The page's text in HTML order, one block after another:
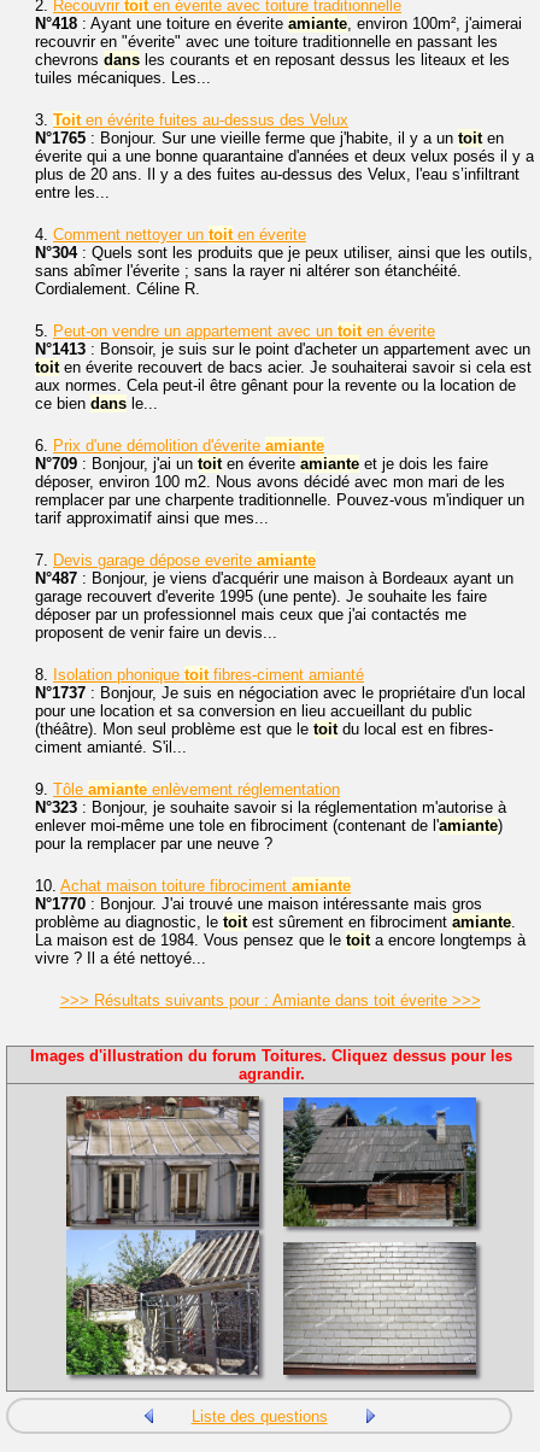
2. Recouvrir toiten éverite avec toiture traditionnelle
N°418 : Ayant une toiture en éverite amiante, environ 100m², j'aimerai
recouvrir en "éverite" avec une toiture traditionnelle en passant les
chevrons dans les courants et en reposant dessus les liteaux et les
tuiles mécaniques. Les...
3. Toiten évérite fuites au-dessus des Velux
N°1765 : Bonjour. Sur une vieille ferme que j'habite, il y a un toiten
éverite qui a une bonne quarantaine d'années et deux velux posés il y a
plus de 20 ans. Il y a des fuites au-dessus des Velux, l'eau s’infiltrant
entre les...
4. Comment nettoyer un toiten éverite
N°304: Quels sont les produits que je peux utiliser, ainsi que les outils,
sans abîmer l'éverite ; sans la rayer ni altérer son étanchéité.
Cordialement. Céline R.
5. Peut-on vendre un appartement avec un toiten éverite
N°1413 : Bonsoir, je suis sur le point d'acheter un appartement avec un
toiten éverite recouvert de bacs acier. Je souhaiterai savoir si cela est
aux normes. Cela peut-il être gênant pour la revente ou la location de
ce bien dans le...
6. Prix d'une démolition d'éverite amiante
N°709 : Bonjour, j'ai un toiten éverite amiante et je dois les faire
déposer, environ 100 m2. Nous avons décidé avec mon mari de les
remplacer par une charpente traditionnelle. Pouvez-vous m'indiquer un
tarif approximatif ainsi que mes...
7. Devis garage dépose everite amiante
N°487 : Bonjour, je viens d'acquérir une maison à Bordeaux ayant un
garage recouvert d'everite 1995 (une pente). Je souhaite les faire
déposer par un professionnel mais ceux que j'ai contactés me
proposent de venir faire un devis...
8. Isolation phonique toitfibres-ciment amianté
N°1737 : Bonjour, Je suis en négociation avec le propriétaire d'un local
pour une location et sa conversion en lieu accueillant du public
(théâtre). Mon seul problème est que le toitdu local est en fibres-
ciment amianté. S'il...
9. Tôle amiante enlèvement réglementation
N°323 : Bonjour, je souhaite savoir si la réglementation m'autorise à
enlever moi-même une tole en fibrociment (contenant de l'amiante)
pour la remplacer par une neuve ?
10. Achat maison toiture fibrociment amiante
N°1770 : Bonjour. J'ai trouvé une maison intéressante mais gros
problème au diagnostic, le toitest sûrement en fibrociment amiante.
La maison est de 1984. Vous pensez que le toita encore longtemps à
vivre ? Il a été nettoyé...
>>> Résultats suivants pour : Amiante dans toit éverite >>>
Images d'illustration du forum Toitures. Cliquez dessus pour les
agrandir.
Liste des questions